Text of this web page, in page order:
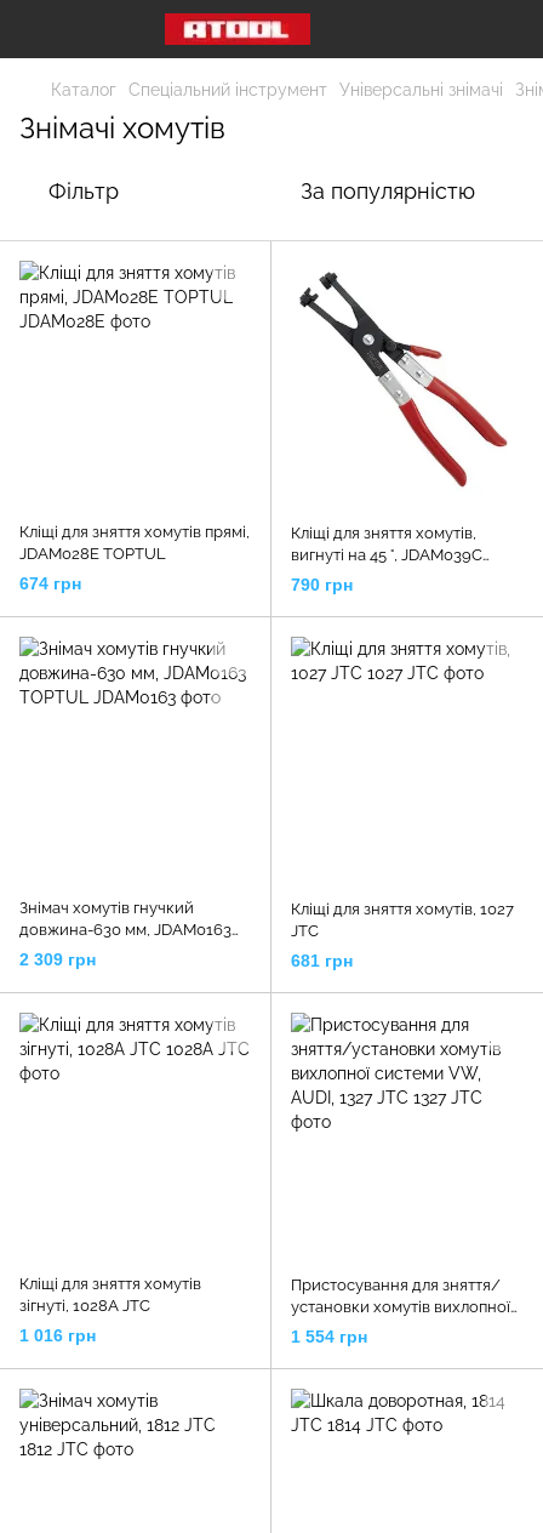
Каталог Спеціальний інструмент Універсальні знімачі
Знімачі хомутів
Фільтр За популярністю
Кліщі для зняття хомутів прямі,
JDAM028E TOPTUL
674 грн
Кліщі для зняття хомутів,
вигнуті на 45 °, JDAM039C
TOPTUL
790 грн
Знімач хомутів гнучкий
довжина-630 мм, JDAM0163
TOPTUL
2 309 грн
Кліщі для зняття хомутів, 1027
JTC
681 грн
Кліщі для зняття хомутів
зігнуті, 1028A JTC
1 016 грн
Пристосування для зняття/
установки хомутів вихлопної
системи VW, AUDI, 1327 JTC
1 554 грн